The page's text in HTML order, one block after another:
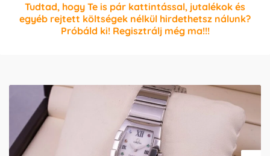
Tudtad, hogy Te is pár kattintással, jutalékok és
egyéb rejtett költségek nélkül hirdethetsz nálunk?
Próbáld ki! Regisztrálj még ma!!!